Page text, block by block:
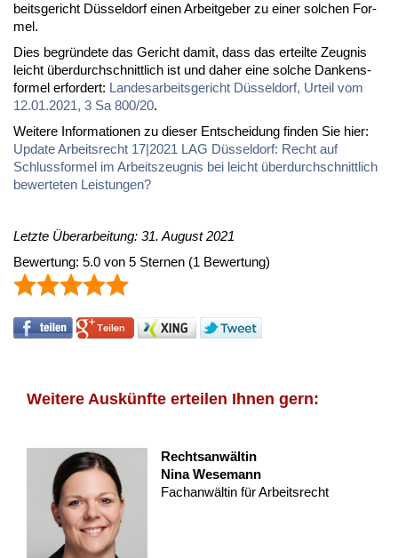
beits­ge­richt Düs­sel­dorf ei­nen Ar­beit­ge­ber zu ei­ner sol­chen For­
mel.
Dies be­grün­de­te das Ge­richt da­mit, dass das er­teil­te Zeug­nis
leicht über­durch­schnitt­lich ist und da­her ei­ne sol­che Dan­kens­
for­mel er­for­dert: Lan­des­ar­beits­ge­richt Düs­sel­dorf, Ur­teil vom
12.01.2021, 3 Sa 800/20.
Wei­te­re In­for­ma­tio­nen zu die­ser Ent­schei­dung fin­den Sie hier:
Up­date Ar­beits­recht 17|2021 LAG Düs­sel­dorf: Recht auf
Schluss­for­mel im Ar­beits­zeug­nis bei leicht über­durch­schnitt­lich
be­wer­te­ten Leis­tun­gen?
Letzte Überarbeitung: 31. August 2021
Bewertung: 5.0 von 5 Sternen (1 Bewertung)
Weitere Auskünfte erteilen Ihnen gern:
Rechtsanwältin
Nina Wesemann
Fachanwältin für Arbeitsrecht